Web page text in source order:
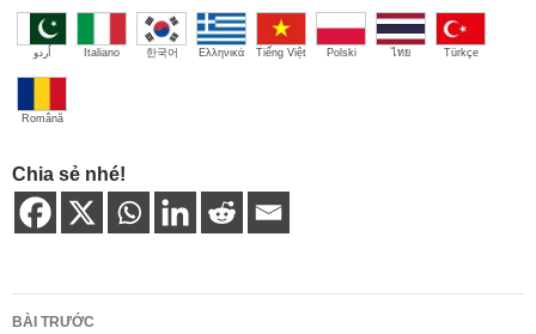
اُردو Italiano 한국어 Ελληνικά Tiếng Việt Polski ไทย Türkçe
Română
Chia sẻ nhé!
Điều
BÀI TRƯỚC